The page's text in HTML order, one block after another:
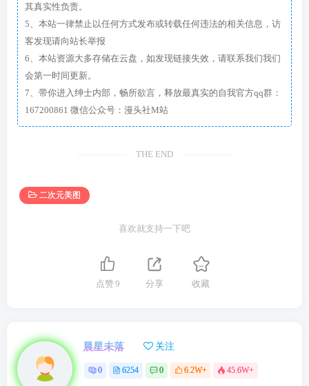
其真实性负责。
5、本站一律禁止以任何方式发布或转载任何违法的相关信息，访
客发现请向站长举报
6、本站资源大多存储在云盘，如发现链接失效，请联系我们我们
会第一时间更新。
7、带你进入绅士内部，畅所欲言，释放最真实的自我官方qq群：
167200861 微信公众号：漫头社M站
THE END
二次元美图
喜欢就支持一下吧
点赞9 分享 收藏
晨星未落 关注
0 6254 0 6.2W+ 45.6W+